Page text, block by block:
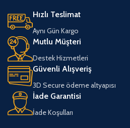
Hızlı Teslimat
Aynı Gün Kargo
Mutlu Müşteri
Destek Hizmetleri
Güvenli Alışveriş
3D Secure ödeme altyapısı
İade Garantisi
İade Koşulları